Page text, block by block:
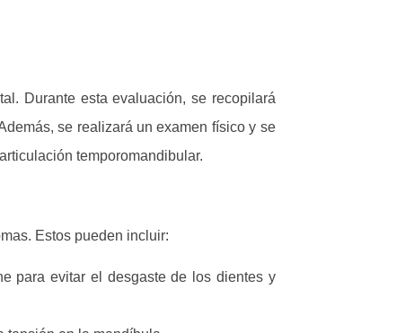
Durante esta evaluación, se recopilará
se realizará un examen físico y se
temporomandibular.
Estos pueden incluir:
para evitar el desgaste de los dientes y